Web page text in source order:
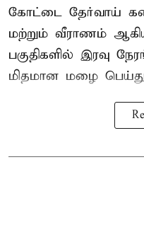
கோட்டை தேர்வாய்
மற்றும் வீராணம் ஆகிய
பகுதிகளில் இரவு
மிதமான மழை பெய்து